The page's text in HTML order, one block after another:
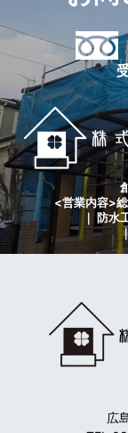
<営業内容>
｜ 防水
広